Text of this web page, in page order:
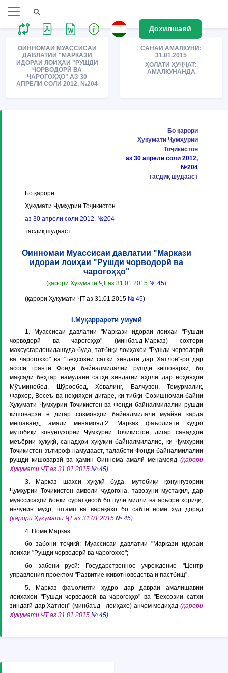
Дохилшавӣ
ОИННОМАИ МУАССИСАИ
ДАВЛАТИИ "МАРКАЗИ
ИДОРАИ ЛОИҲАИ "РУШДИ
ЧОРВОДОРӢ ВА
ЧАРОГОҲҲО" АЗ 30
АПРЕЛИ СОЛИ 2012, №204
САНАИ АМАЛКУНИ:
31.01.2015
ҲОЛАТИ ҲУҶҶАТ:
АМАЛКУНАНДА
Бо қарори
Ҳукумати Ҷумҳурии
Тоҷикистон
аз 30 апрели соли 2012,
№204
тасдиқ шудааст
Бо қарори
Ҳукумати Ҷумҳурии Тоҷикистон
аз 30 апрели соли 2012, №204
тасдиқ шудааст
Оинномаи Муассисаи давлатии "Маркази
идораи лоиҳаи "Рушди чорводорӣ ва
чарогоҳҳо"
(қарори Ҳукумати ҶТ аз 31.01.2015 № 45)
(қарори Ҳукумати ҶТ аз 31.01.2015 № 45)
I.Муқаррароти умумӣ
1. Муассисаи давлатии "Маркази идораи лоиҳаи "Рушди
чорводорӣ ва чарогоҳҳо" (минбаъд-Марказ) сохтори
махсусгардонидашуда буда, татбиқи лоиҳаҳои "Рушди чорводорӣ
ва чарогоҳҳо" ва "Беҳсозии сатҳи зиндагӣ дар Хатлон"-ро дар
асоси гранти Фонди байналмилалии рушди кишоварзӣ, бо
мақсади беҳтар намудани сатҳи зиндагии аҳолӣ дар ноҳияҳои
Мӯъминобод, Шӯрообод, Ховалинг, Балҷувон, Темурмалик,
Фархор, Восеъ ва ноҳияҳои дигаре, ки тибқи Созишномаи байни
Ҳукумати Ҷумҳурии Тоҷикистон ва Фонди байналмилалии рушди
кишоварзӣ ё дигар созмонҳои байналмилалӣ муайян карда
мешаванд, амалӣ менамояд.2. Марказ фаъолияти худро
мутобиқи конунгузории Ҷумҳурии Тоҷикистон, дигар санадҳои
меъёрии ҳуқуқӣ, санадҳои ҳуқуқии байналмилалие, ки Ҷумҳурии
Тоҷикистон эътироф намудааст, талаботи Фонди байналмилалии
рушди кишоварзӣ ва ҳамин Оиннома амалӣ менамояд (қарори
Ҳукумати ҶТ аз 31.01.2015 № 45).
3. Марказ шахси ҳуқуқӣ буда, мутобиқи қонунгузории
Ҷумҳурии Тоҷикистон амволи ҷудогона, тавозуни мустақил, дар
муассисаҳои бонкӣ суратҳисоб бо пули миллӣ ва асъори хориҷӣ,
инчунин мӯҳр, штамп ва варақаҳо бо сабти номи худ дорад
(қарори Ҳукумати ҶТ аз 31.01.2015 № 45).
4. Номи Марказ:
бо забони тоҷикӣ: Муассисаи давлатии "Маркази идораи
лоиҳаи "Рушди чорводорӣ ва чарогоҳҳо";
бо забони русӣ: Государственное учреждение "Центр
управления проектом "Развитие животноводства и пастбищ".
5. Марказ фаъолияти худро дар давраи амалишавии
лоиҳаҳои "Рушди чорводорӣ ва чарогоҳҳо" ва "Беҳсозии сатҳи
зиндагӣ дар Хатлон" (минбаъд - лоиҳаҳо) анҷом медиҳад (қарори
Ҳукумати ҶТ аз 31.01.2015 № 45).
...